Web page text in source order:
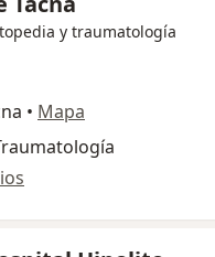
y traumatología
• Mapa